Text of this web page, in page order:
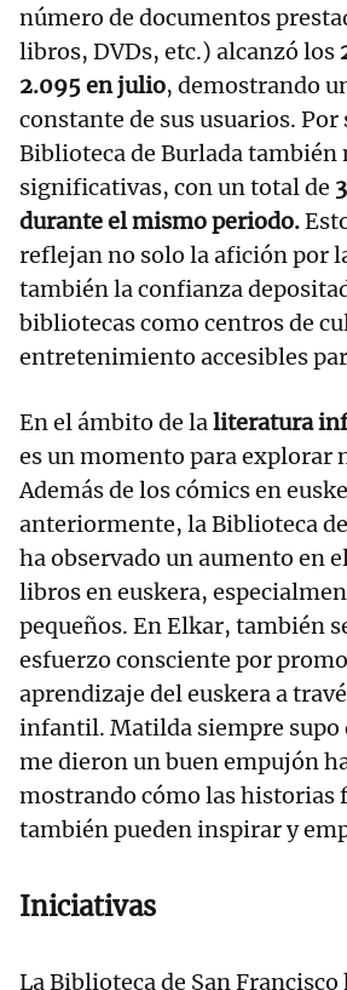
número de documentos
libros, DVDs, etc.) alcanzó los
2.095 en julio, demostrando
constante de sus usuarios. Por
Biblioteca de Burlada también
significativas, con un total de
durante el mismo periodo.
reflejan no solo la afición por
también la confianza
bibliotecas como centros de
entretenimiento accesibles
En el ámbito de laliteratura
es un momento para explorar
Además de los cómics en
anteriormente, la Biblioteca
ha observado un aumento en
libros en euskera,
pequeños. En Elkar, también
esfuerzo consciente por
aprendizaje del euskera a
infantil. Matilda siempre supo
me dieron un buen empujón
mostrando cómo las historias
también pueden inspirar y
Iniciativas
La Biblioteca de San